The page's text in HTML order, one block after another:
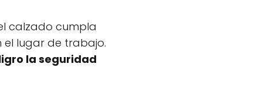
calzado cumpla
el lugar de trabajo.
la seguridad